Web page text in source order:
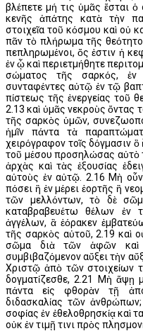
βλέπετε μή τις ὑμᾶς ἔσται
κενῆς ἀπάτης κατὰ τὴν
στοιχεῖα τοῦ κόσμου καὶ οὐ
πᾶν τὸ πλήρωμα τῆς
πεπληρωμένοι, ὅς ἐστιν ἡ
ἐν ᾧ καὶ περιετμήθητε
σώματος τῆς σαρκός, ἐν
συνταφέντες αὐτῷ ἐν τῷ
πίστεως τῆς ἐνεργείας τοῦ
2.13 καὶ ὑμᾶς νεκροὺς ὄντας
τῆς σαρκὸς ὑμῶν,
ἡμῖν πάντα τὰ
χειρόγραφον τοῖς δόγμασιν ὃ
τοῦ μέσου προσηλώσας αὐτὸ
ἀρχὰς καὶ τὰς ἐξουσίας
αὐτοὺς ἐν αὐτῷ. 2.16 Μὴ οὖν
πόσει ἢ ἐν μέρει ἑορτῆς ἢ
τῶν μελλόντων, τὸ δὲ
καταβραβευέτω θέλων ἐν
ἀγγέλων, ἃ ἑόρακεν
τῆς σαρκὸς αὐτοῦ, 2.19 καὶ
σῶμα διὰ τῶν ἁφῶν καὶ
συμβιβαζόμενον αὔξει τὴν
Χριστῷ ἀπὸ τῶν στοιχείων
δογματίζεσθε, 2.21 Μὴ ἅψῃ
πάντα εἰς φθορὰν τῇ
διδασκαλίας τῶν ἀνθρώπων;
σοφίας ἐν ἐθελοθρησκίᾳ καὶ
οὐκ ἐν τιμῇ τινι πρὸς